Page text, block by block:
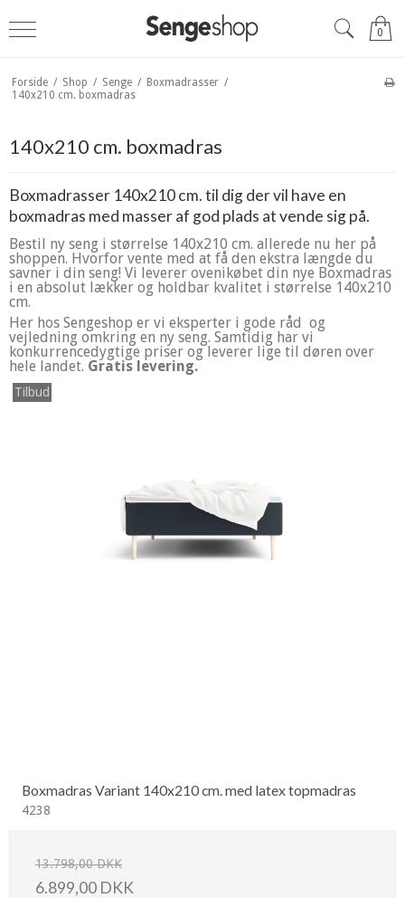
0
Forside / Shop / Senge / Boxmadrasser /
140x210 cm. boxmadras
140x210 cm. boxmadras
Boxmadrasser 140x210 cm. til dig der vil have en
boxmadras med masser af god plads at vende sig på.
Bestil ny seng i størrelse 140x210 cm. allerede nu her på
shoppen. Hvorfor vente med at få den ekstra længde du
savner i din seng! Vi leverer ovenikøbet din nye Boxmadras
i en absolut lækker og holdbar kvalitet i størrelse 140x210
cm.
Her hos Sengeshop er vi eksperter i gode råd og
vejledning omkring en ny seng. Samtidig har vi
konkurrencedygtige priser og leverer lige til døren over
hele landet. Gratis levering.
Tilbud
Boxmadras Variant 140x210 cm. med latex topmadras
4238
13.798,00 DKK
6.899,00 DKK